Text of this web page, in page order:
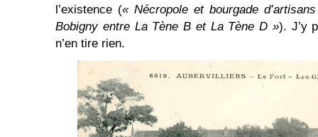
l’existence (« Nécropole et bourgade
Bobigny entre La Tène B et La Tène D »). J’y
n’en tire rien.